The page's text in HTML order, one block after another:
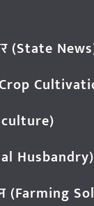
(State
Husbandry)
(Farming